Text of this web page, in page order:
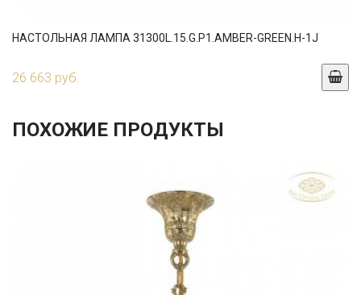
НАСТОЛЬНАЯ ЛАМПА 31300L.15.G.P1.AMBER-GREEN.H-1J
26 663 руб.
ПОХОЖИЕ ПРОДУКТЫ